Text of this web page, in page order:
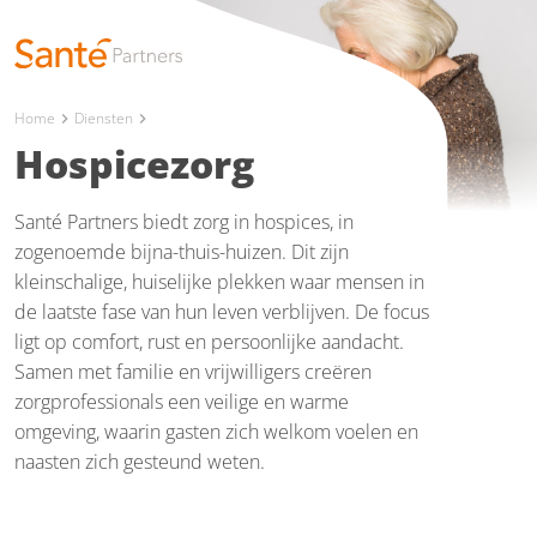
Home chevron_right Diensten chevron_right
Hospicezorg
Santé Partners biedt zorg in hospices, in
zogenoemde bijna-thuis-huizen. Dit zijn
kleinschalige, huiselijke plekken waar mensen in
de laatste fase van hun leven verblijven. De focus
ligt op comfort, rust en persoonlijke aandacht.
Samen met familie en vrijwilligers creëren
zorgprofessionals een veilige en warme
omgeving, waarin gasten zich welkom voelen en
naasten zich gesteund weten.